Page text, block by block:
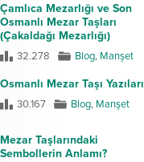
Çamlıca Mezarlığı ve Son
Osmanlı Mezar Taşları
(Çakaldağı Mezarlığı)
32.278 Blog, Manşet
Osmanlı Mezar Taşı Yazıları
30.167 Blog, Manşet
Mezar Taşlarındaki
Sembollerin Anlamı?